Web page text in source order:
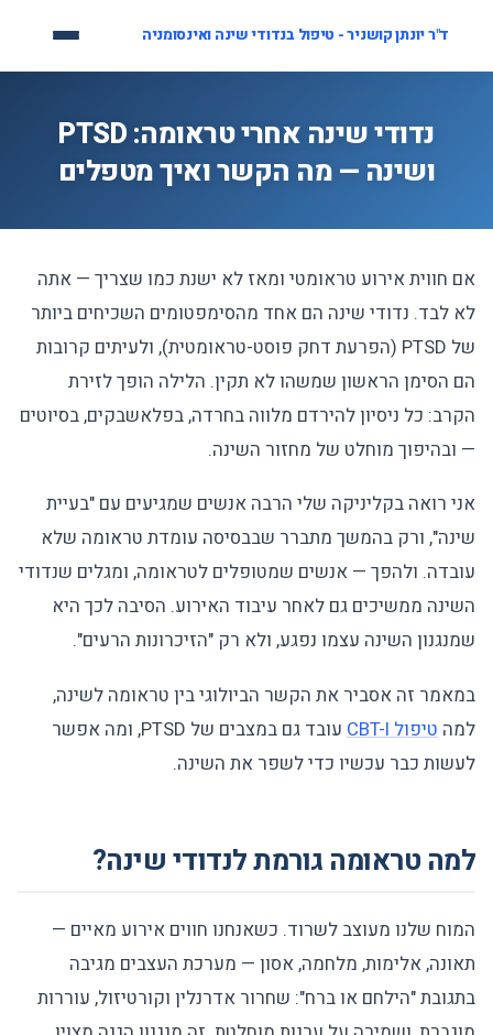
ד"ר יונתן קושניר - טיפול בנדודי שינה ואינסומניה
נדודי שינה אחרי טראומה: PTSD
ושינה — מה הקשר ואיך מטפלים
אם חווית אירוע טראומטי ומאז לא ישנת כמו שצריך — אתה
לא לבד. נדודי שינה הם אחד מהסימפטומים השכיחים ביותר
של PTSD (הפרעת דחק פוסט-טראומטית), ולעיתים קרובות
הם הסימן הראשון שמשהו לא תקין. הלילה הופך לזירת
הקרב: כל ניסיון להירדם מלווה בחרדה, בפלאשבקים, בסיוטים
— ובהיפוך מוחלט של מחזור השינה.
אני רואה בקליניקה שלי הרבה אנשים שמגיעים עם "בעיית
שינה", ורק בהמשך מתברר שבבסיסה עומדת טראומה שלא
עובדה. ולהפך — אנשים שמטופלים לטראומה, ומגלים שנדודי
השינה ממשיכים גם לאחר עיבוד האירוע. הסיבה לכך היא
שמנגנון השינה עצמו נפגע, ולא רק "הזיכרונות הרעים".
במאמר זה אסביר את הקשר הביולוגי בין טראומה לשינה,
למה טיפול CBT-I
עובד גם במצבים של PTSD, ומה אפשר
לעשות כבר עכשיו כדי לשפר את השינה.
למה טראומה גורמת לנדודי שינה?
המוח שלנו מעוצב לשרוד. כשאנחנו חווים אירוע מאיים —
תאונה, אלימות, מלחמה, אסון — מערכת העצבים מגיבה
בתגובת "הילחם או ברח": שחרור אדרנלין וקורטיזול, עוררות